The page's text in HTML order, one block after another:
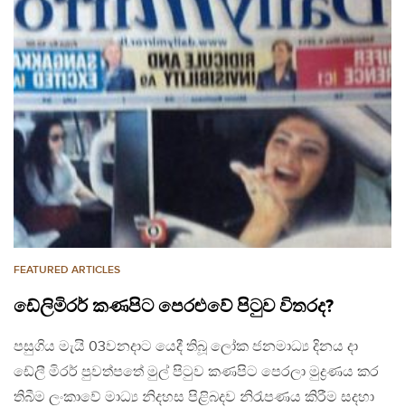
FEATURED ARTICLES
ඩේලිමිරර් කණපිට පෙරළුවේ පිටුව විතරද?
පසුගිය මැයි 03වනදාට යෙදී තිබූ ලෝක ජනමාධ්‍ය දිනය දා
ඩේලී මිරර් පුවත්පතේ මුල් පිටුව කණපිට පෙරලා මුද්‍රණය කර
තිබීම ලංකාවේ මාධ්‍ය නිදහස පිළිබදව නිරැපණය කිරීම සදහා